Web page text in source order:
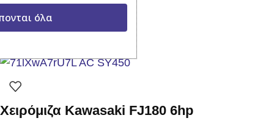
Σε απόθεμα
Χειρόμιζα Kawasaki FJ180 6hp
όλα